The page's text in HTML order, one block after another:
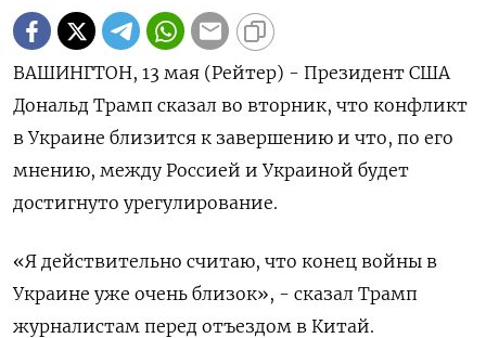
ВАШИНГТОН, 13 мая (Рейтер) - Президент США
‌Дональд Трамп сказал во вторник, ​что ​конфликт
в ​Украине ⁠близится ‌к завершению и ‌что, по его ​
мнению, ‌между Россией ​и Украиной ‌будет
достигнуто урегулирование.
«Я действительно считаю, что ​конец ​войны ‌в
Украине ​уже очень близок», - сказал Трамп
журналистам перед отъездом в ​Китай.